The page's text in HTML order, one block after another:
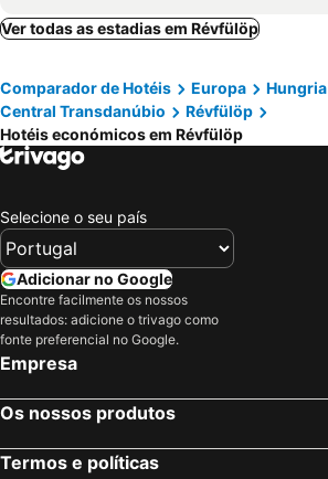
Ver todas as estadias em Révfülöp
Comparador de Hotéis Europa
Hungria
Central Transdanúbio
Révfülöp
Hotéis económicos em Révfülöp
Selecione o seu país
Adicionar no Google
Encontre facilmente os nossos
resultados: adicione o trivago como
fonte preferencial no Google.
Empresa
Os nossos produtos
Termos e políticas